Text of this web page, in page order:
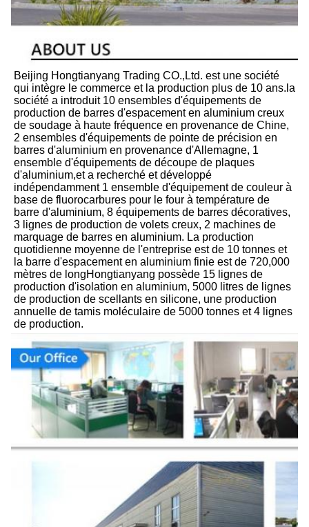
Beijing Hongtianyang Trading CO.,Ltd. est une société
qui intègre le commerce et la production plus de 10 ans.la
société a introduit 10 ensembles d'équipements de
production de barres d'espacement en aluminium creux
de soudage à haute fréquence en provenance de Chine,
2 ensembles d'équipements de pointe de précision en
barres d'aluminium en provenance d'Allemagne, 1
ensemble d'équipements de découpe de plaques
d'aluminium,et a recherché et développé
indépendamment 1 ensemble d'équipement de couleur à
base de fluorocarbures pour le four à température de
barre d'aluminium, 8 équipements de barres décoratives,
3 lignes de production de volets creux, 2 machines de
marquage de barres en aluminium. La production
quotidienne moyenne de l'entreprise est de 10 tonnes et
la barre d'espacement en aluminium finie est de 720,000
mètres de longHongtianyang possède 15 lignes de
production d'isolation en aluminium, 5000 litres de lignes
de production de scellants en silicone, une production
annuelle de tamis moléculaire de 5000 tonnes et 4 lignes
de production.